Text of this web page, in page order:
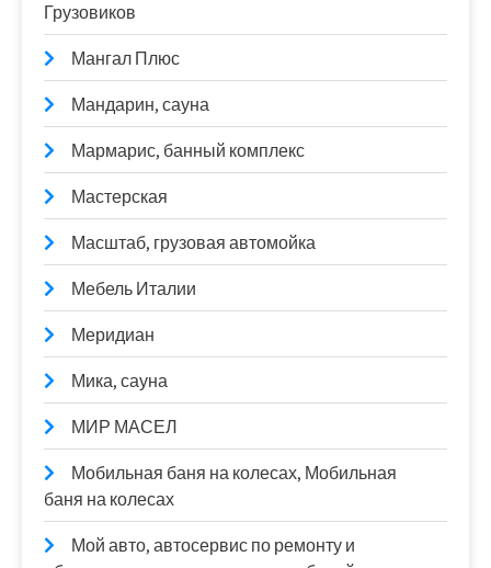
Грузовиков
Мангал Плюс
Мандарин, сауна
Мармарис, банный комплекс
Мастерская
Масштаб, грузовая автомойка
Мебель Италии
Меридиан
Мика, сауна
МИР МАСЕЛ
Мобильная баня на колесах, Мобильная
баня на колесах
Мой авто, автосервис по ремонту и